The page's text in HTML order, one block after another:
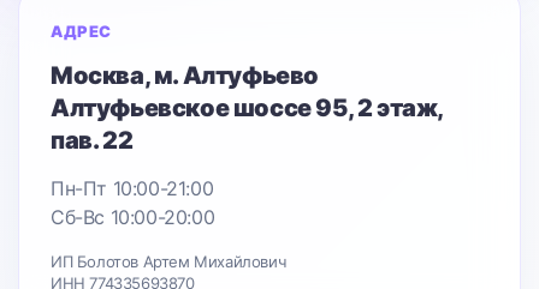
АДРЕС
Москва, м. Алтуфьево
Алтуфьевское шоссе 95, 2 этаж,
пав. 22
Пн-Пт 10:00-21:00
Сб-Вс 10:00-20:00
ИП Болотов Артем Михайлович
ИНН 774335693870